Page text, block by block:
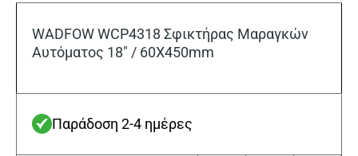
WADFOW WCP4318 Σφικτήρας Μαραγκών
Αυτόματος 18″ / 60X450mm
Παράδοση 2-4 ημέρες